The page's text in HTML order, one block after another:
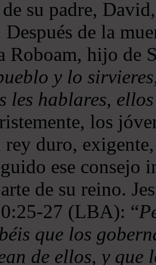
su padre,
de la
Roboam, hijo de
y lo
les hablares,
los
rey duro,
ese consejo
de su reino.
27 (LBA): “
que los
de ellos, y